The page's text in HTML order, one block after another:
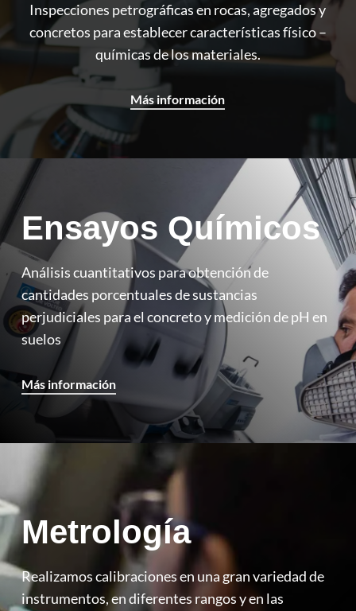
Inspecciones petrográficas en rocas, agregados y
concretos para establecercaracterísticas físico –
químicas de los materiales.
Más información
Ensayos Químicos
Análisis cuantitativos para obtención de
cantidades porcentuales de sustancias
perjudiciales para el concreto y medición de pH en
suelos
Más información
Metrología
Realizamos calibraciones en una gran variedad de
instrumentos, en diferentes rangos y en las